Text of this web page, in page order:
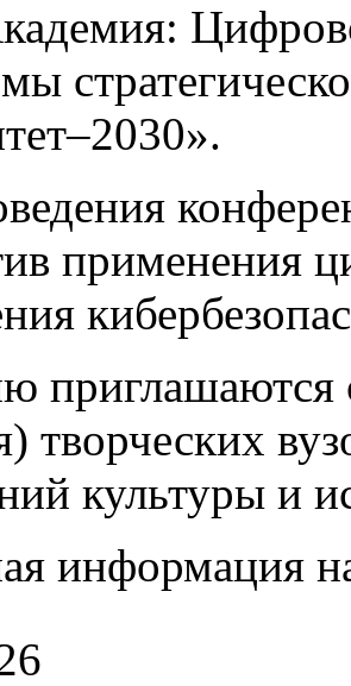
применения
приглашаются
творческих
культуры и
информация